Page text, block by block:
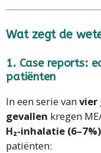
Wat zegt de
1. Case reports:
patiënten
In een serie vanvier
gevallen kregen
H₂-inhalatie (6–7%)
patiënten: